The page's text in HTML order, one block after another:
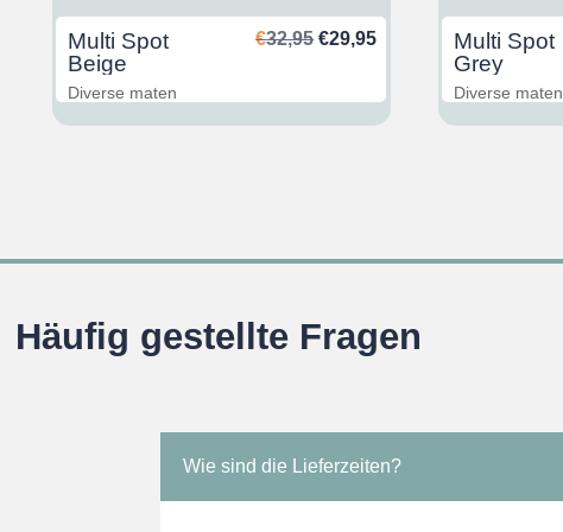
Multi Spot
Beige
€32,95 Ursprünglicher
€32,95
€29,95Aktueller
€29,95.
Diverse maten
Multi Spot
Grey
Diverse maten
Häufig gestellte Fragen
Wie sind die Lieferzeiten?